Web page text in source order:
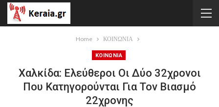
Home ΚΟΙΝΩΝΙΑ
ΚΟΙΝΩΝΙΑ
Χαλκίδα: Ελεύθεροι Οι Δύο 32χρονοι
Που Κατηγορούνται Για Τον Βιασμό
22χρονης